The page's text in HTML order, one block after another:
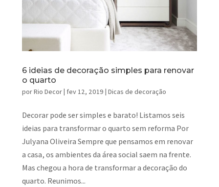
6 ideias de decoração simples para renovar
o quarto
porRio Decor| fev 12, 2019 | Dicas de decoração
Decorar pode ser simples e barato! Listamos seis
ideias para transformar o quarto sem reforma Por
Julyana Oliveira Sempre que pensamos em renovar
a casa, os ambientes da área social saem na frente.
Mas chegou a hora de transformar a decoração do
quarto. Reunimos...